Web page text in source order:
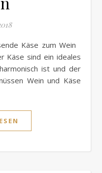
Käse sind ein ideales
ist und der
Wein und Käse